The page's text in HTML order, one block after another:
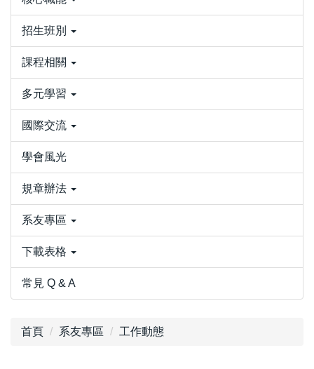
招生班別
課程相關
多元學習
國際交流
學會風光
規章辦法
系友專區
下載表格
常見 Q & A
首頁 系友專區 工作動態